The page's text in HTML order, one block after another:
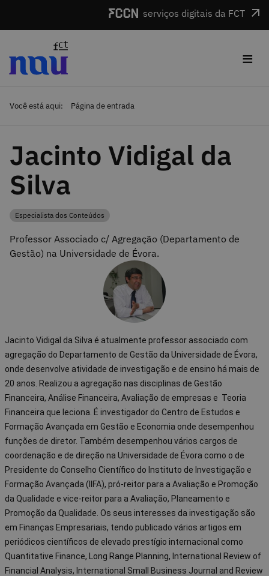
serviços digitais da FCT
≡
Você está aqui: Página de entrada
Jacinto Vidigal da
Silva
Categoria
Especialista dos Conteúdos
Professor Associado c/ Agregação (Departamento de
Gestão) na Universidade de Évora.
Jacinto Vidigal da Silva é atualmente professor associado com
agregação do Departamento de Gestão da Universidade de Évora,
onde desenvolve atividade de investigação e de ensino há mais de
20 anos. Realizou a agregação nas disciplinas de Gestão
Financeira, Análise Financeira, Avaliação de empresas e Teoria
Financeira que leciona. É investigador do Centro de Estudos e
Formação Avançada em Gestão e Economia onde desempenhou
funções de diretor. Também desempenhou vários cargos de
coordenação e de direção na Universidade de Évora como o de
Presidente do Conselho Científico do Instituto de Investigação e
Formação Avançada (IIFA), pró-reitor para a Avaliação e Promoção
da Qualidade e vice-reitor para a Avaliação, Planeamento e
Promoção da Qualidade. Os seus interesses da investigação são
em Finanças Empresariais, tendo publicado vários artigos em
periódicos científicos de elevado prestígio internacional como
Quantitative Finance,
Long Range Planning, International Review of
Financial Analysis, International Small Business Journal and Review